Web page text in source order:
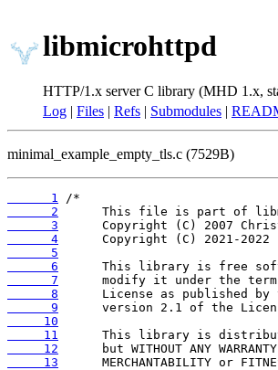
libmicrohttpd
HTTP/1.x server C library (MHD 1.x,
Log | Files | Refs | Submodules |
minimal_example_empty_tls.c (7529B)
      1
      2
      3
      4
      5
      6
      7
      8
      9
     10
     11
     12
     13